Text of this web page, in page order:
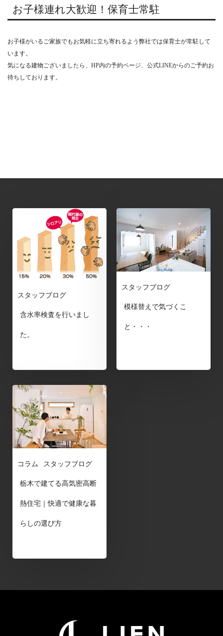
お子様連れ大歓迎！保育士常駐
お子様がいるご家族でもお気軽に立ち寄れるよう弊社では保育士が常駐して
います。
気になる建物ございましたら、HP内の予約ページ、公式LINEからのご予約お
待ちしております。
スタッフブログ
含水率検査を行いまし
た。
スタッフブログ
模様替えで気づくこ
と・・・
コラム スタッフブログ
栃木で建てる高気密高断
熱住宅｜快適で健康な暮
らしの選び方